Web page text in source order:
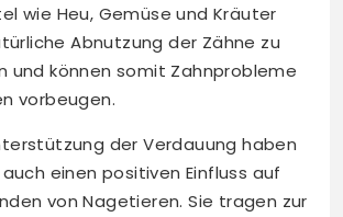
wie Heu, Gemüse und Kräuter
Abnutzung der Zähne zu
und können somit Zahnprobleme
vorbeugen.
der Verdauung haben
einen positiven Einfluss auf
von Nagetieren. Sie tragen zur